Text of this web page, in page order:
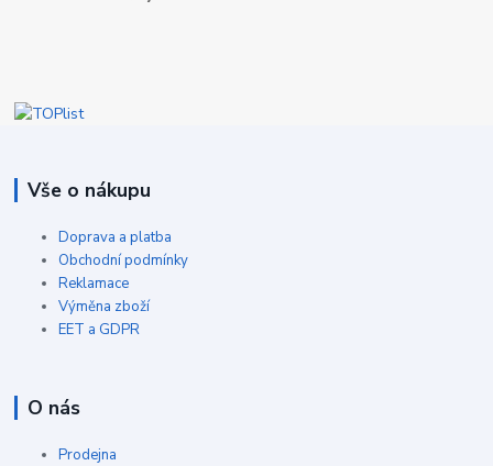
Vše o nákupu
Doprava a platba
Obchodní podmínky
Reklamace
Výměna zboží
EET a GDPR
O nás
Prodejna